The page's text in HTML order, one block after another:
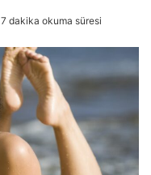
7 dakika okuma süresi